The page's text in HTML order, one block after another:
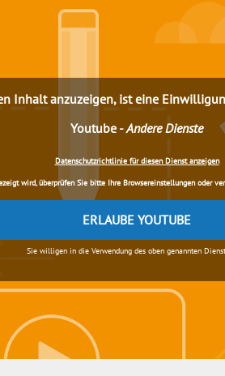
Inhalt anzuzeigen, ist eine
Youtube -Andere Dienste
Datenschutzrichtlinie für diesen Dienst anzeigen
wird, überprüfen Sie bitte Ihre Browsereinstellungen oder
ERLAUBE YOUTUBE
Sie willigen in die Verwendung des oben genannten